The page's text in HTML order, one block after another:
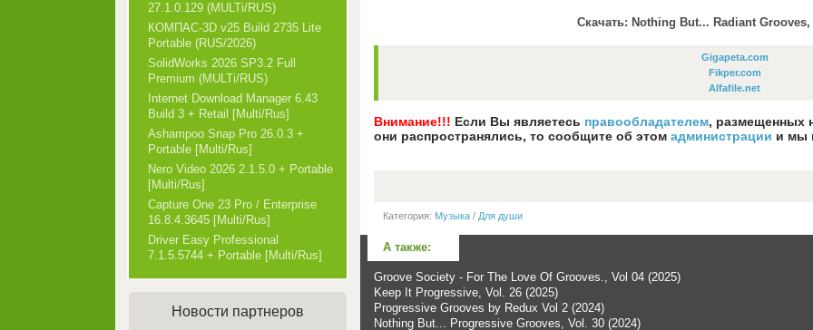
Скачать: Nothing But... Radiant Grooves,
Gigapeta.com
Fikper.com
Alfafile.net
Внимание!!! Если Вы являетесь правообладателем, размещенных
они распространялись, то сообщите об этом администрации и мы
Категория: Музыка / Для души
А также:
Groove Society - For The Love Of Grooves., Vol 04 (2025)
Keep It Progressive, Vol. 26 (2025)
Progressive Grooves by Redux Vol 2 (2024)
Nothing But... Progressive Grooves, Vol. 30 (2024)
27.1.0.129 (MULTi/RUS)
КОМПАС-3D v25 Build 2735 Lite
Portable (RUS/2026)
SolidWorks 2026 SP3.2 Full
Premium (MULTi/RUS)
Internet Download Manager 6.43
Build 3 + Retail [Multi/Rus]
Ashampoo Snap Pro 26.0.3 +
Portable [Multi/Rus]
Nero Video 2026 2.1.5.0 + Portable
[Multi/Rus]
Capture One 23 Pro / Enterprise
16.8.4.3645 [Multi/Rus]
Driver Easy Professional
7.1.5.5744 + Portable [Multi/Rus]
Новости партнеров